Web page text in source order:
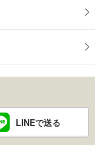
LINEで送る